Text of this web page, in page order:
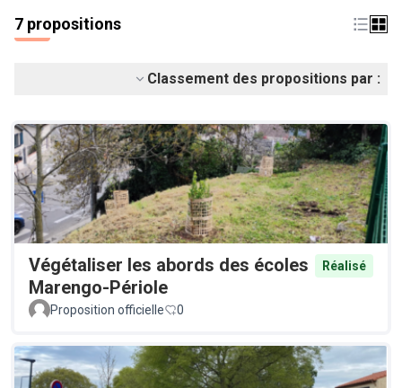
7 propositions
Classement des propositions par :
Végétaliser les abords des écoles
Marengo-Périole
Réalisé
Proposition officielle 0